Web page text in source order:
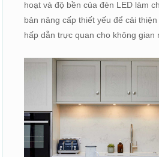
hoạt và độ bền của đèn LED làm
bản nâng cấp thiết yếu để cải
hấp dẫn trực quan cho không gian